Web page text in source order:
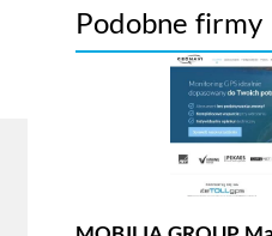
Podobne firmy